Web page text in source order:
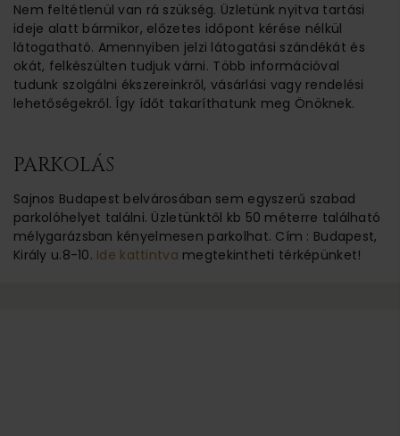
Nem feltétlenül van rá szükség. Üzletünk nyitva tartási
ideje alatt bármikor, előzetes időpont kérése nélkül
látogatható. Amennyiben jelzi látogatási szándékát és
okát, felkészülten tudjuk várni. Több információval
tudunk szolgálni ékszereinkről, vásárlási vagy rendelési
lehetőségekről. Így ídőt takaríthatunk meg Önöknek.
PARKOLÁS
Sajnos Budapest belvárosában sem egyszerű szabad
parkolóhelyet találni. Üzletünktől kb 50 méterre található
mélygarázsban kényelmesen parkolhat. Cím : Budapest,
Király u.8-10. Ide kattintva megtekintheti térképünket!